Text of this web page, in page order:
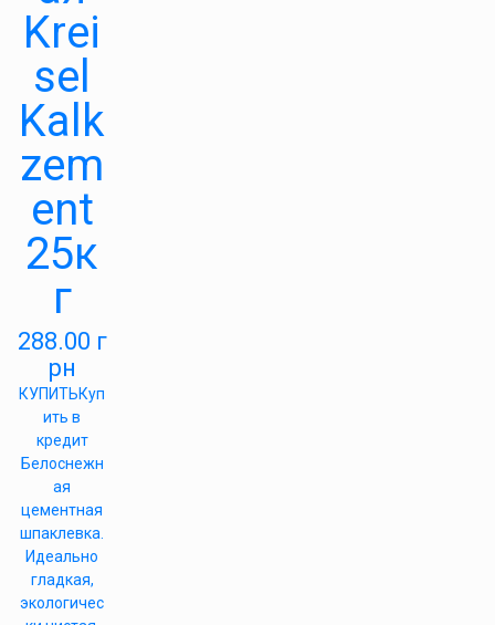
Krei
sel
Kalk
zem
ent
25к
г
288.00 г
рн
КУПИТЬКуп
ить в
кредит
Белоснежн
ая
цементная
шпаклевка.
Идеально
гладкая,
экологичес